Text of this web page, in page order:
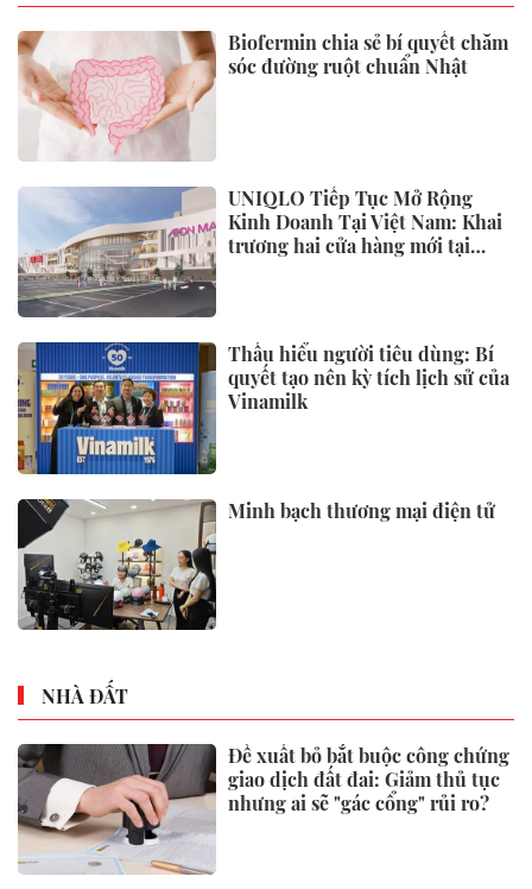
Biofermin chia sẻ bí quyết chăm
sóc đường ruột chuẩn Nhật
UNIQLO Tiếp Tục Mở Rộng
Kinh Doanh Tại Việt Nam: Khai
trương hai cửa hàng mới tại
Thấu hiểu người tiêu dùng: Bí
quyết tạo nên kỳ tích lịch sử của
Vinamilk
Minh bạch thương mại điện tử
NHÀ ĐẤT
Đề xuất bỏ bắt buộc công chứng
giao dịch đất đai: Giảm thủ tục
nhưng ai sẽ "gác cổng" rủi ro?